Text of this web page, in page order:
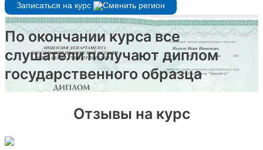
Записаться на курс
По окончании курса все
слушатели получают диплом
государственного образца
Отзывы на курс